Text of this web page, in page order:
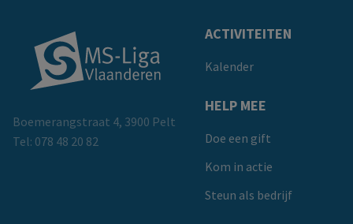
Boemerangstraat 4, 3900 Pelt
Tel: 078 48 20 82
Doormat
ACTIVITEITEN
Kalender
HELP MEE
Doe een gift
Kom in actie
Steun als bedrijf